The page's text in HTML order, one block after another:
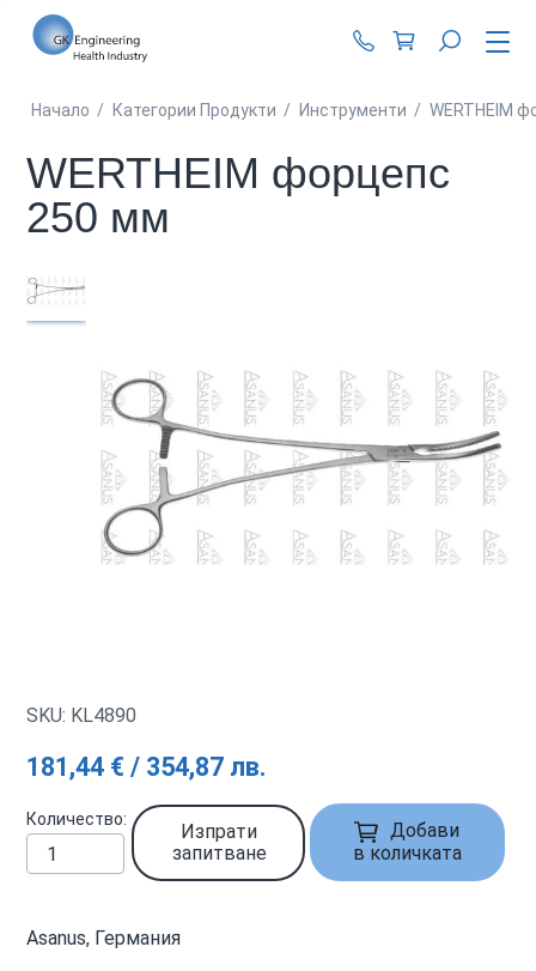
+359 87 990 62
Начало / Категории Продукти / Инструменти / WERTHEIM
WERTHEIM форцепс
250 мм
SKU: KL4890
181,44 € / 354,87 лв.
Количество
Изпрати
запитване
Добави
в количката
Asanus, Германия